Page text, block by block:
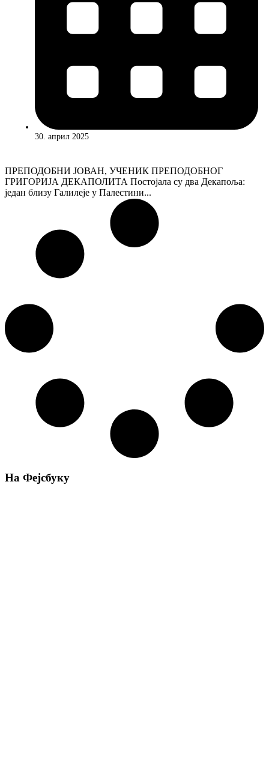
30. април 2025
ПРЕПОДОБНИ ЈОВАН, УЧЕНИК ПРЕПОДОБНОГ
ГРИГОРИЈА ДЕКАПОЛИТА Постојала су два Декапоља:
један близу Галилеје у Палестини...
На Фејсбуку